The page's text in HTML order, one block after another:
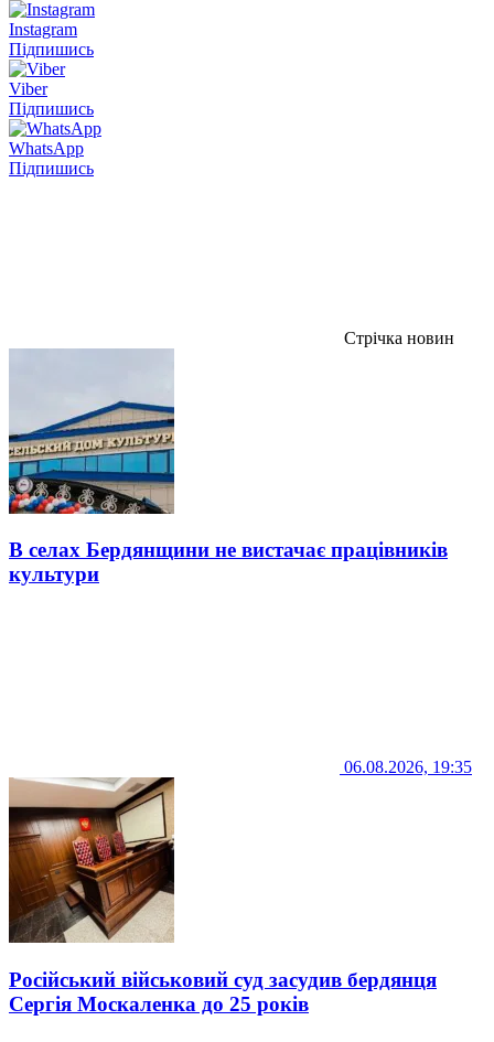
Instagram
Підпишись
Viber
Підпишись
WhatsApp
Підпишись
Стрічка новин
В селах Бердянщини не вистачає працівників
культури
06.08.2026, 19:35
Російський військовий суд засудив бердянця
Сергія Москаленка до 25 років